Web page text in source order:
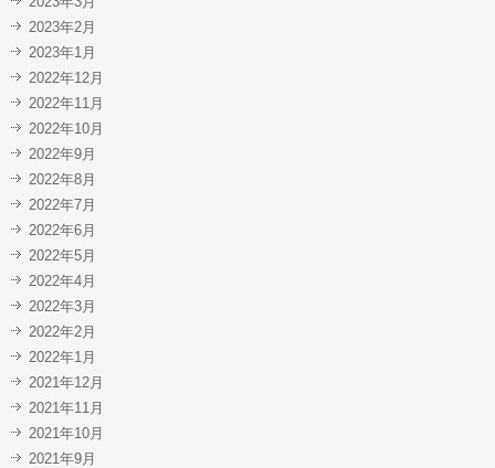
2023年2月
2023年1月
2022年12月
2022年11月
2022年10月
2022年9月
2022年8月
2022年7月
2022年6月
2022年5月
2022年4月
2022年3月
2022年2月
2022年1月
2021年12月
2021年11月
2021年10月
2021年9月